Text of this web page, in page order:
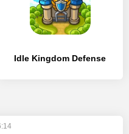
Idle Kingdom Defense